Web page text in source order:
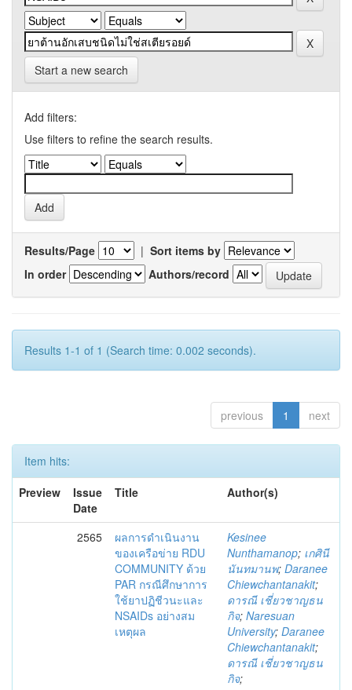
Start a new search
Add filters:
Use filters to refine the search results.
Results/Page | Sort items by
In order
Authors/record
Results 1-1 of 1 (Search time: 0.002 seconds).
previous 1 next
Item hits:
Preview
Issue
Date
Title Author(s)
2565
ผลการดำเนินงาน
ของเครือข่าย RDU
COMMUNITY ด้วย
PAR กรณีศึกษาการ
ใช้ยาปฏิชีวนะและ
NSAIDs อย่างสม
เหตุผล
Kesinee
Nunthamanop; เกศินี
นันทมานพ; Daranee
Chiewchantanakit;
ดารณี เชี่ยวชาญธน
กิจ; Naresuan
University; Daranee
Chiewchantanakit;
ดารณี เชี่ยวชาญธน
กิจ;